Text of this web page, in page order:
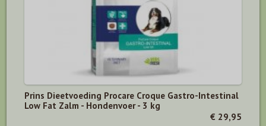
Prins Dieetvoeding Procare Croque Gastro-Intestinal
Low Fat Zalm - Hondenvoer - 3 kg
€ 29,95